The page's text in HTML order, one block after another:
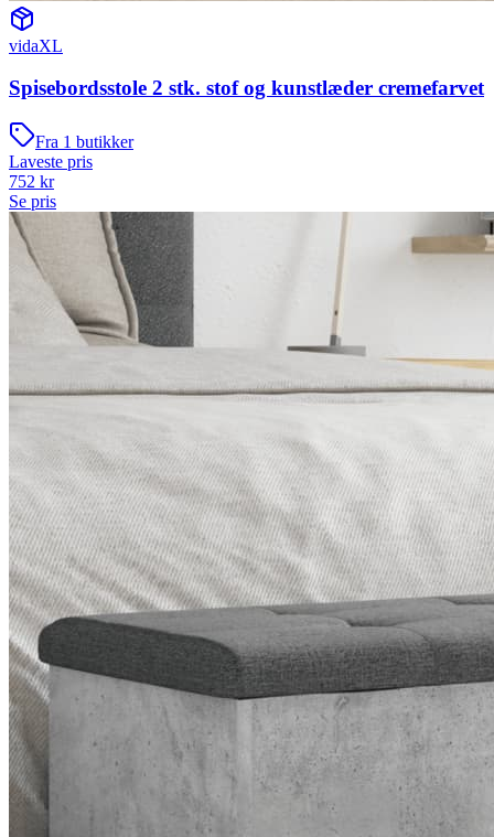
vidaXL
Spisebordsstole 2 stk. stof og kunstlæder cremefarvet
Fra 1 butikker
Laveste pris
752 kr
Se pris